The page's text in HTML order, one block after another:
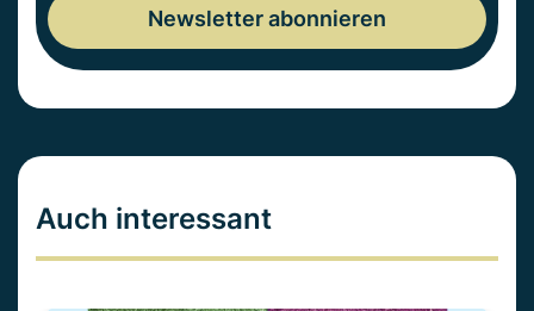
Auch interessant